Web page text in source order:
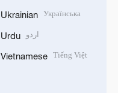
Ukrainian Українська
Urdu اردو
Vietnamese Tiếng Việt